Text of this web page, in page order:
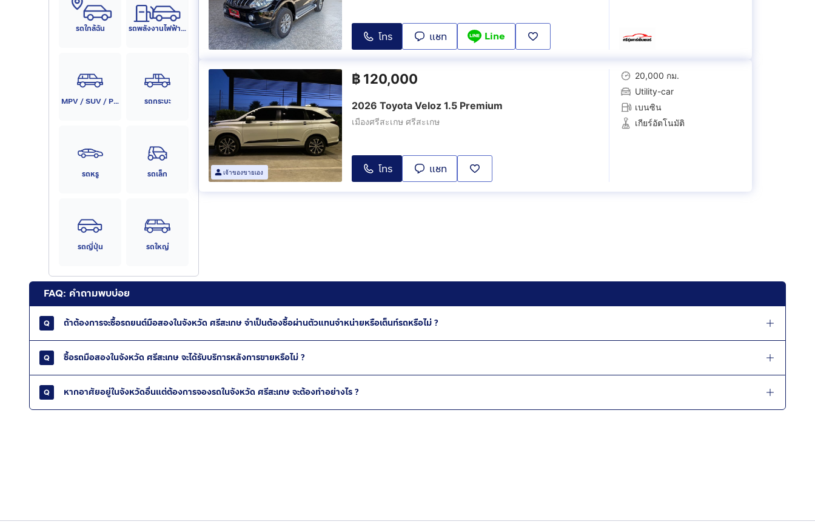
รถใกล้ฉัน รถพลังงานไฟฟ้า (EV)
MPV / SUV / PPV รถกระบะ
รถหรู รถเล็ก
รถญี่ปุ่น รถใหญ่
โทร แชท Line
เจ้าของขายเอง
฿ 120,000
2026 Toyota Veloz 1.5 Premium
เมืองศรีสะเกษ ศรีสะเกษ
โทร แชท
20,000 กม.
Utility-car
เบนซิน
เกียร์อัตโนมัติ
FAQ: คำถามพบบ่อย
ถ้าต้องการจะซื้อรถยนต์มือสองในจังหวัด ศรีสะเกษ จำเป็นต้องซื้อผ่านตัวแทนจำหน่ายหรือเต็นท์รถหรือไม่ ?
ซื้อรถมือสองในจังหวัด ศรีสะเกษ จะได้รับบริการหลังการขายหรือไม่ ?
หากอาศัยอยู่ในจังหวัดอื่นแต่ต้องการจองรถในจังหวัด ศรีสะเกษ จะต้องทำอย่างไร ?